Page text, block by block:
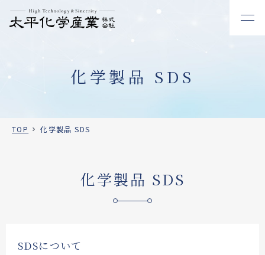
化学製品 SDS
TOP 化学製品 SDS
化学製品 SDS
SDSについて